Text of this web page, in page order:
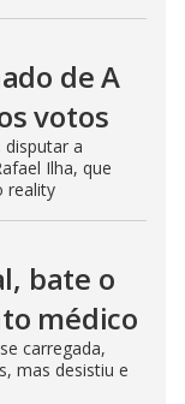
de A
votos
a
Ilha, que
reality
bate o
médico
carregada,
mas desistiu e